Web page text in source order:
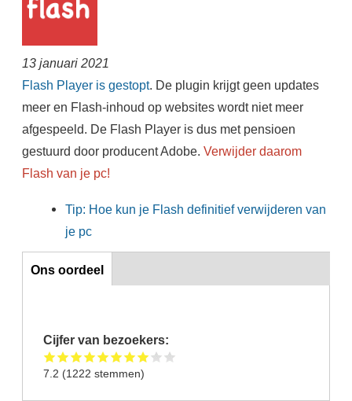
13 januari 2021
Flash Player is gestopt. De plugin krijgt geen updates
meer en Flash-inhoud op websites wordt niet meer
afgespeeld. De Flash Player is dus met pensioen
gestuurd door producent Adobe. Verwijder daarom
Flash van je pc!
Tip: Hoe kun je Flash definitief verwijderen van
je pc
Ons oordeel
Ons oordeel
Cijfer van bezoekers:
7.2 (1222 stemmen)